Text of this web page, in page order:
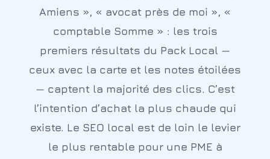
Amiens », « avocat près de moi », «
comptable Somme » : les trois
premiers résultats du Pack Local —
ceux avec la carte et les notes étoilées
— captent la majorité des clics. C’est
l’intention d’achat la plus chaude qui
existe. Le SEO local est de loin le levier
le plus rentable pour une PME à